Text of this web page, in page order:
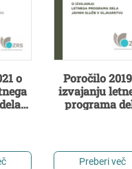
o
Poročilo
izvajanju
programa
Preberi več